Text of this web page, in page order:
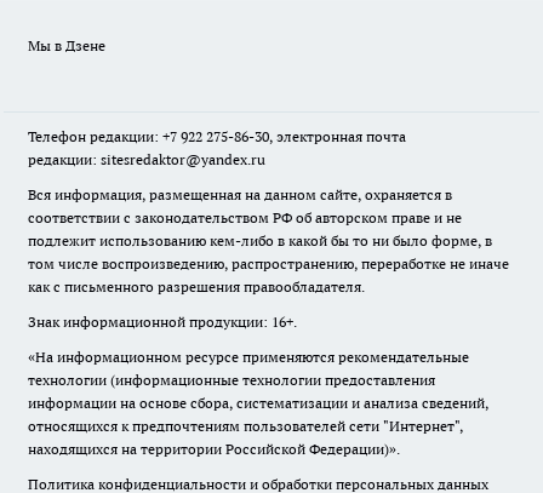
Мы в Дзене
Телефон редакции: +7 922 275-86-30, электронная почта
редакции: sitesredaktor@yandex.ru
Вся информация, размещенная на данном сайте, охраняется в
соответствии с законодательством РФ об авторском праве и не
подлежит использованию кем-либо в какой бы то ни было форме, в
том числе воспроизведению, распространению, переработке не иначе
как с письменного разрешения правообладателя.
Знак информационной продукции: 16+.
«На информационном ресурсе применяются рекомендательные
технологии (информационные технологии предоставления
информации на основе сбора, систематизации и анализа сведений,
относящихся к предпочтениям пользователей сети "Интернет",
находящихся на территории Российской Федерации)».
Политика конфиденциальности и обработки персональных данных